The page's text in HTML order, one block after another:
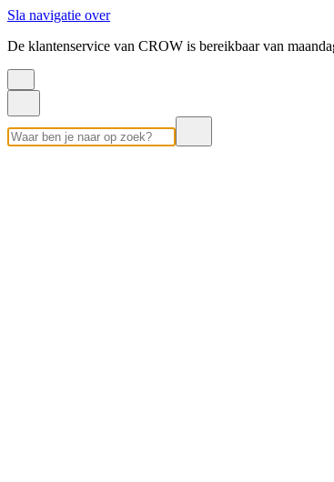
Sla navigatie over
De klantenservice van CROW is bereikbaar van